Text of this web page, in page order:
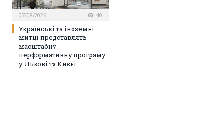
07/08/2026 40
Українські та іноземні
митці представлять
масштабну
перформативну програму
у Львові та Києві